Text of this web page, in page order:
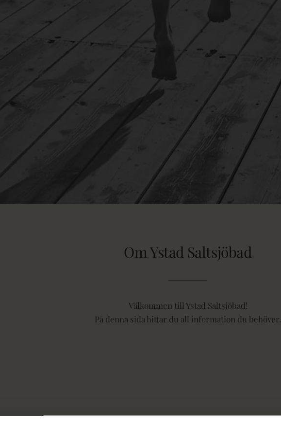
Om Ystad Saltsjöbad
Välkommen till Ystad Saltsjöbad!
På denna sida hittar du all information du behöver.